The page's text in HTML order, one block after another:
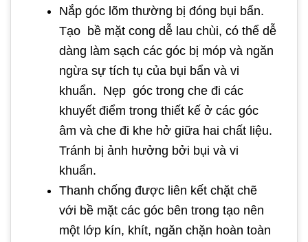
Nắp góc lõm thường bị đóng bụi bẩn.
Tạo bề mặt cong dễ lau chùi, có thể dễ
dàng làm sạch các góc bị móp và ngăn
ngừa sự tích tụ của bụi bẩn và vi
khuẩn. Nẹp góc trong che đi các
khuyết điểm trong thiết kế ở các góc
âm và che đi khe hở giữa hai chất liệu.
Tránh bị ảnh hưởng bởi bụi và vi
khuẩn.
Thanh chống được liên kết chặt chẽ
với bề mặt các góc bên trong tạo nên
một lớp kín, khít, ngăn chặn hoàn toàn